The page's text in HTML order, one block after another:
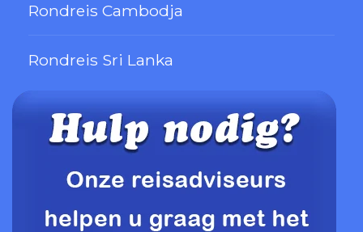
Rondreis Cambodja
Rondreis Sri Lanka